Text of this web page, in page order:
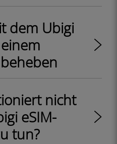
dem Ubigi
nicht
eSIM-
tun?